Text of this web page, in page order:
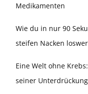
Medikamenten
Wie du in nur 90
steifen Nacken
Eine Welt ohne
seiner Unterdrückung